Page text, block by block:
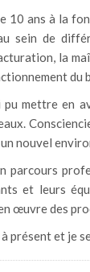
10 ans à la
sein de
la
mettre en
nouvel
parcours
et leurs
œuvre des
présent et je